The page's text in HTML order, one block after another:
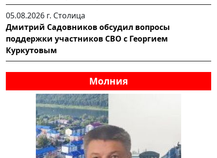
05.08.2026 г. Столица
Дмитрий Садовников обсудил вопросы
поддержки участников СВО с Георгием
Куркутовым
Молния